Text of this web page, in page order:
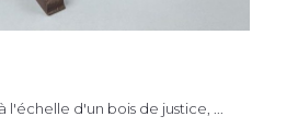
d'un bois de justice, ...